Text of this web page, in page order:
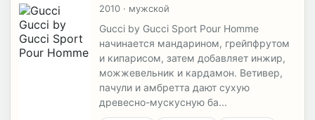
2010 · мужской
Gucci by Gucci Sport Pour Homme
начинается мандарином, грейпфрутом
и кипарисом, затем добавляет инжир,
можжевельник и кардамон. Ветивер,
пачули и амбретта дают сухую
древесно-мускусную ба...